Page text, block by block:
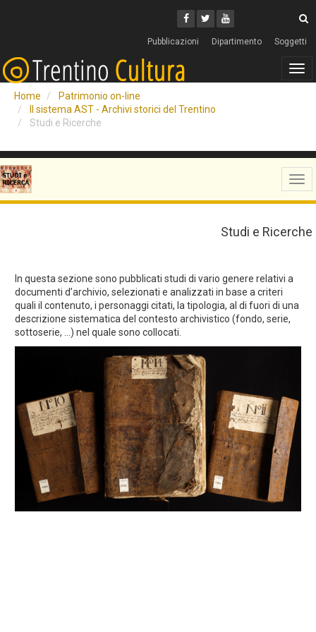
Facebook
Twitter
Youtube
Pubblicazioni Dipartimento Soggetti
Home
Patrimonio on-line
Il sistema AST - Archivi storici del Trentino
Studi e Ricerche
Studi e Ricerche
In questa sezione sono pubblicati studi di vario genere relativi a
documenti d’archivio, selezionati e analizzati in base a criteri
quali il contenuto, i personaggi citati, la tipologia, al di fuori di una
descrizione sistematica del contesto archivistico (fondo, serie,
sottoserie, ...) nel quale sono collocati.